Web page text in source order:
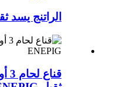
الراتنج